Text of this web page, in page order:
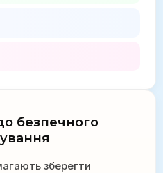
безпечного
зберегти